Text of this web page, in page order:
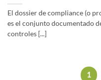
El dossier de compliance (o
es el conjunto documentado
controles [...]
1